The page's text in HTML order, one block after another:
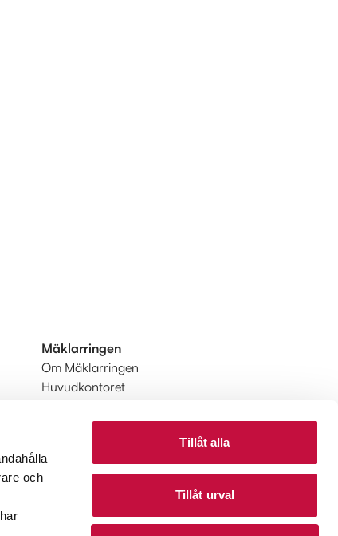
och
Tillåt alla
Tillåt urval
Mäklarringen
Om Mäklarringen
Huvudkontoret
Användarvillkor
Upptäck Mäklarringen Utland